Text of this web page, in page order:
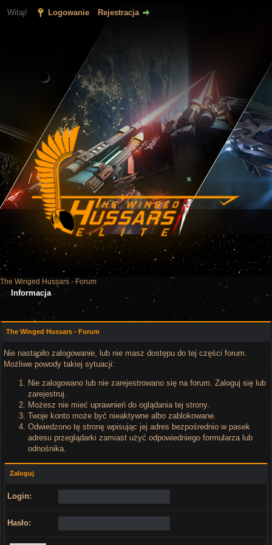
Witaj! Logowanie Rejestracja
The Winged Hussars - Forum
Informacja
The Winged Hussars - Forum
Nie nastąpiło zalogowanie, lub nie masz dostępu do tej części forum.
Możliwe powody takiej sytuacji:
Nie zalogowano lub nie zarejestrowano się na forum. Zaloguj się lub
zarejestruj.
Możesz nie mieć uprawnień do oglądania tej strony.
Twoje konto może być nieaktywne albo zablokowane.
Odwiedzono tę stronę wpisując jej adres bezpośrednio w pasek
adresu przeglądarki zamiast użyć odpowiedniego formularza lub
odnośnika.
Zaloguj
Login:
Hasło: